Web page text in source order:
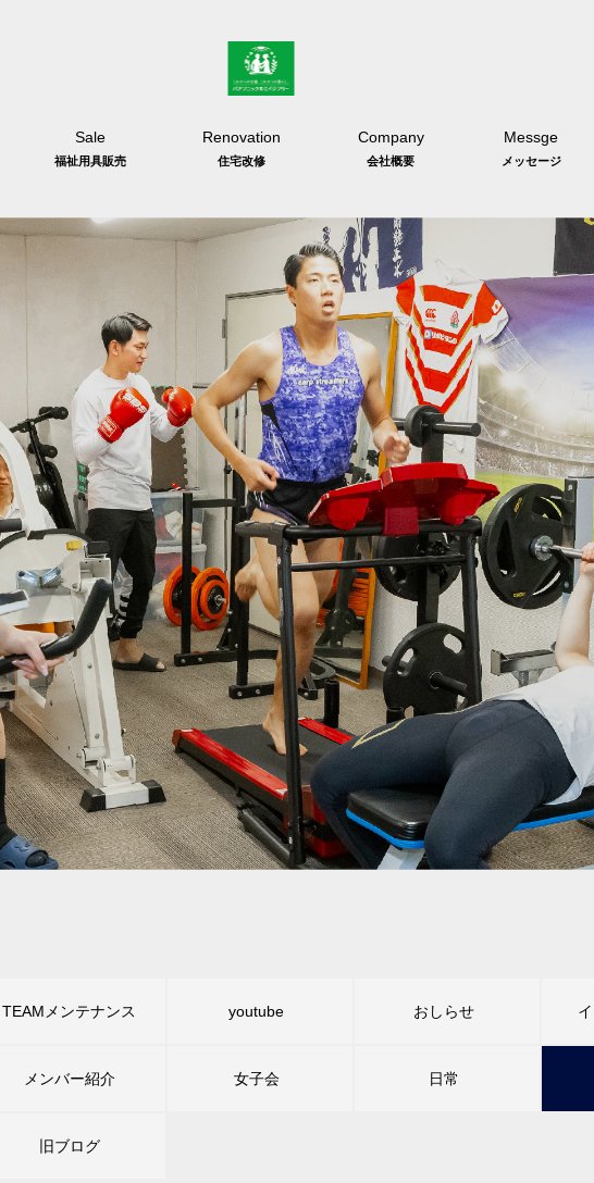
Sale
福祉用具販売
Renovation
住宅改修
Company
会社概要
Messge
メッセージ
TEAMメンテナンス youtube おしらせ
メンバー紹介 女子会 日常
旧ブログ